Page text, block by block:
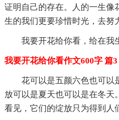
证明自己的存在。人的一生像
生的我们更要珍惜时光，去努
我要开花给你看，给在我生
我要开花给你看作文600字 篇3
花可以是五颜六色也可以
放可以是夏天也可以是在冬天
看见，它们的绽放只为得到人